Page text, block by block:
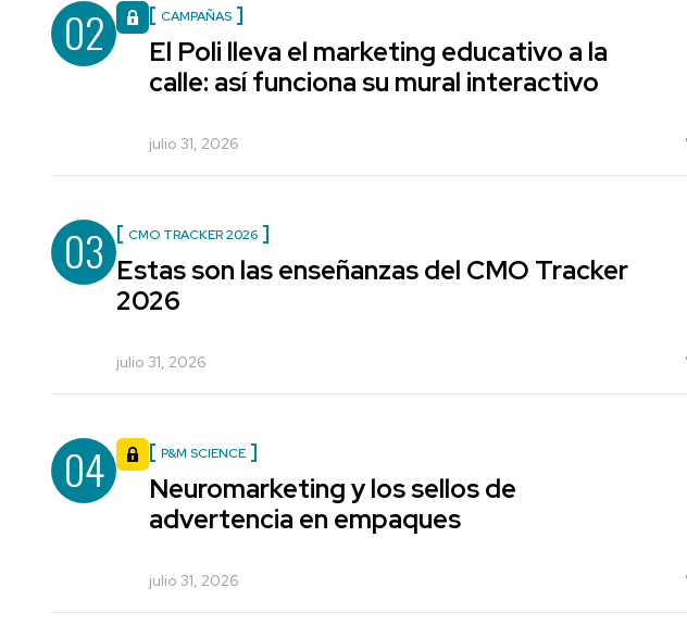
02 CAMPAÑAS
El Poli lleva el marketing educativo a la
calle: así funciona su mural interactivo
julio 31, 2026
03 CMO TRACKER 2026
Estas son las enseñanzas del CMO Tracker
2026
julio 31, 2026
04 P&M SCIENCE
Neuromarketing y los sellos de
advertencia en empaques
julio 31, 2026